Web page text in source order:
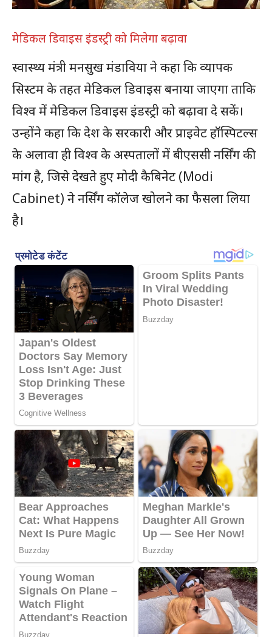
मेडिकल डिवाइस इंडस्ट्री को मिलेगा बढ़ावा
स्वास्थ्य मंत्री मनसुख मंडाविया ने कहा कि व्यापक
सिस्टम के तहत मेडिकल डिवाइस बनाया जाएगा ताकि
विश्व में मेडिकल डिवाइस इंडस्ट्री को बढ़ावा दे सकें।
उन्होंने कहा कि देश के सरकारी और प्राइवेट हॉस्पिटल्स
के अलावा ही विश्व के अस्पतालों में बीएससी नर्सिंग की
मांग है, जिसे देखते हुए मोदी कैबिनेट (Modi
Cabinet) ने नर्सिंग कॉलेज खोलने का फैसला लिया
है।